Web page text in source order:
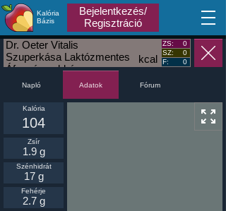
Kalória
Bázis
Bejelentkezés/
Regisztráció
MA
kcal
Dr. Oeter Vitalis
Szuperkása Laktózmentes
Áfonyás zabkása
ZS:
0
SZ:
0
F:
0
Napló Adatok Fórum
Kalória
104
Zsír
1.9 g
Szénhidrát
17 g
Fehérje
2.7 g